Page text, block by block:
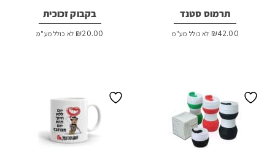
תרמוס סטנד
₪42.00 לא כולל מע"מ
בקבוק זכוכית
₪20.00 לא כולל מע"מ